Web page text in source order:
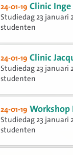
24-01-19 Clinic Inge
Studiedag 23 januari
studenten
24-01-19 Clinic
Studiedag 23 januari
studenten
24-01-19 Workshop
Studiedag 23 januari
studenten